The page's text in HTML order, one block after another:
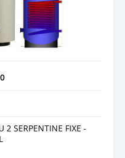
2 SERPENTINE FIXE -